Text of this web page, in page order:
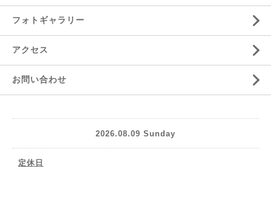
フォトギャラリー
アクセス
お問い合わせ
2026.08.09 Sunday
定休日